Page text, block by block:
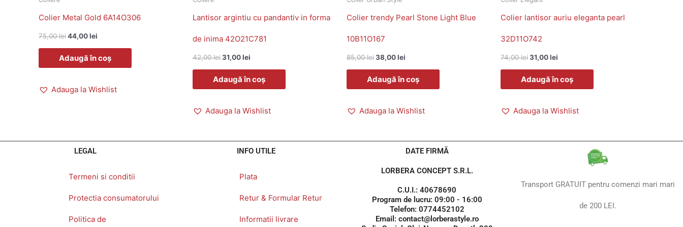
Colier Metal Gold 6A14O306
75,00lei44,00lei
Adaugă în coș
Adauga la Wishlist
Lantisor argintiu cu pandantiv in forma
de inima 42O21C781
42,00lei31,00lei
Adaugă în coș
Adauga la Wishlist
Colier trendy Pearl Stone Light Blue
10B11O167
85,00lei38,00lei
Adaugă în coș
Adauga la Wishlist
Colier lantisor auriu eleganta pearl
32D11O742
74,00lei31,00lei
Adaugă în coș
Adauga la Wishlist
LEGAL
Termeni si conditii
Protectia consumatorului
Politica de
INFO UTILE
Plata
Retur & Formular Retur
Informatii livrare
DATE FIRMĂ
LORBERA CONCEPT S.R.L.
C.U.I.: 40678690
Program de lucru: 09:00 - 16:00
Telefon: 0774452102
Email: contact@lorberastyle.ro
Transport GRATUIT pentru comenzi mari mari
de 200 LEI.